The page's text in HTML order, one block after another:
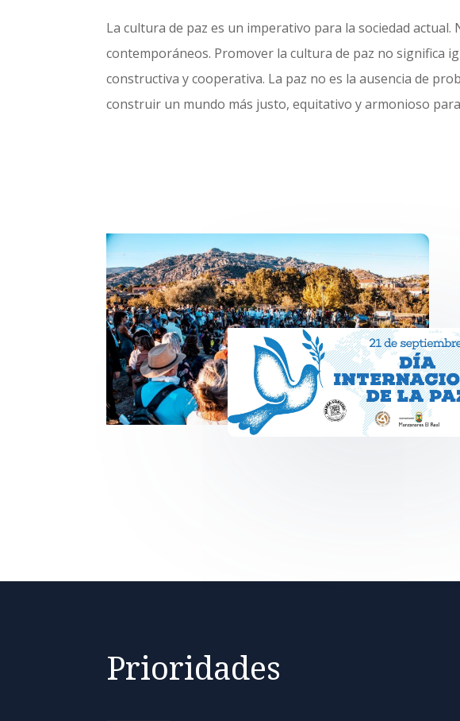
La cultura de paz es un imperativo para la sociedad
contemporáneos. Promover la cultura de paz no significa
constructiva y cooperativa. La paz no es la ausencia de
construir un mundo más justo, equitativo y armonioso
Prioridades